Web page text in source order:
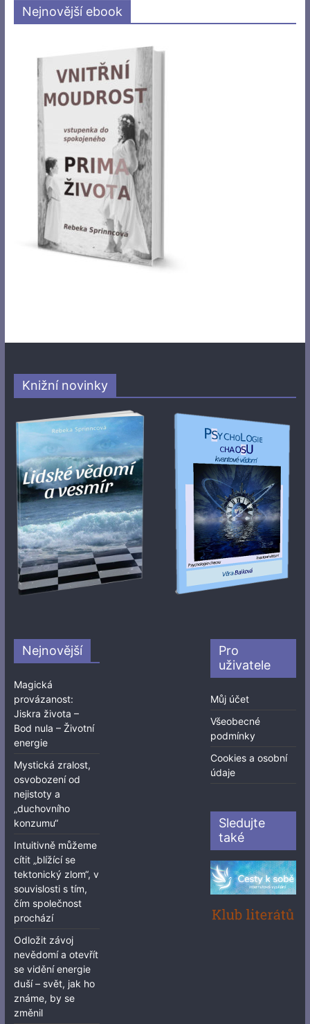
Nejnovější ebook
Knižní novinky
Nejnovější
Magická
provázanost:
Jiskra života –
Bod nula – Životní
energie
Mystická zralost,
osvobození od
nejistoty a
„duchovního
konzumu“
Intuitivně můžeme
cítit „blížící se
tektonický zlom“, v
souvislosti s tím,
čím společnost
prochází
Odložit závoj
nevědomí a otevřít
se vidění energie
duší – svět, jak ho
známe, by se
změnil
Pro
uživatele
Můj účet
Všeobecné
podmínky
Cookies a osobní
údaje
Sledujte
také